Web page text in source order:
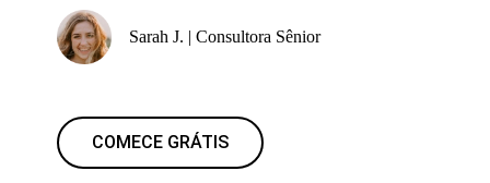
Sarah J. | Consultora Sênior
COMECE GRÁTIS